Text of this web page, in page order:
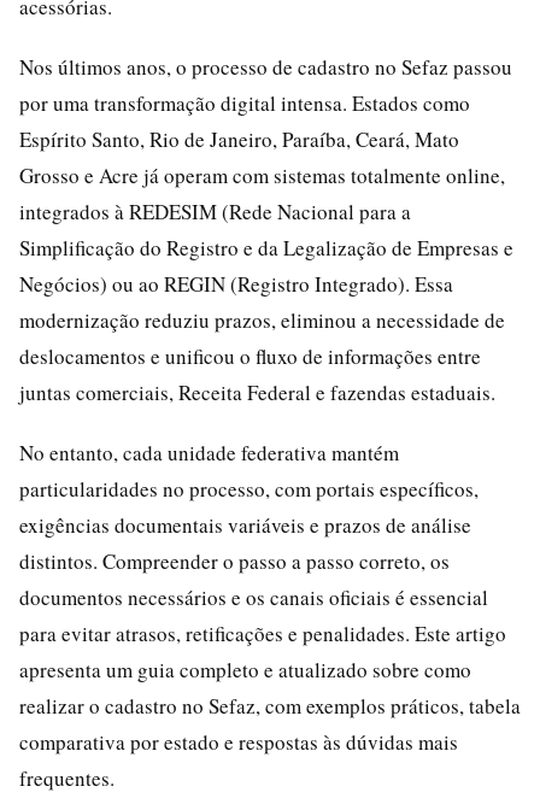
acessórias.
Nos últimos anos, o processo de cadastro no Sefaz passou
por uma transformação digital intensa. Estados como
Espírito Santo, Rio de Janeiro, Paraíba, Ceará, Mato
Grosso e Acre já operam com sistemas totalmente online,
integrados à REDESIM (Rede Nacional para a
Simplificação do Registro e da Legalização de Empresas e
Negócios) ou ao REGIN (Registro Integrado). Essa
modernização reduziu prazos, eliminou a necessidade de
deslocamentos e unificou o fluxo de informações entre
juntas comerciais, Receita Federal e fazendas estaduais.
No entanto, cada unidade federativa mantém
particularidades no processo, com portais específicos,
exigências documentais variáveis e prazos de análise
distintos. Compreender o passo a passo correto, os
documentos necessários e os canais oficiais é essencial
para evitar atrasos, retificações e penalidades. Este artigo
apresenta um guia completo e atualizado sobre como
realizar o cadastro no Sefaz, com exemplos práticos, tabela
comparativa por estado e respostas às dúvidas mais
frequentes.